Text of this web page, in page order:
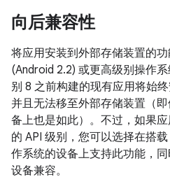
向后兼容性
将应用安装到外部存储装置的
(Android 2.2) 或更高级别操作
别 8 之前构建的现有应用将始
并且无法移至外部存储装置（
备上也是如此）。不过，如果
的 API 级别，您可以选择在搭
作系统的设备上支持此功能，
设备兼容。